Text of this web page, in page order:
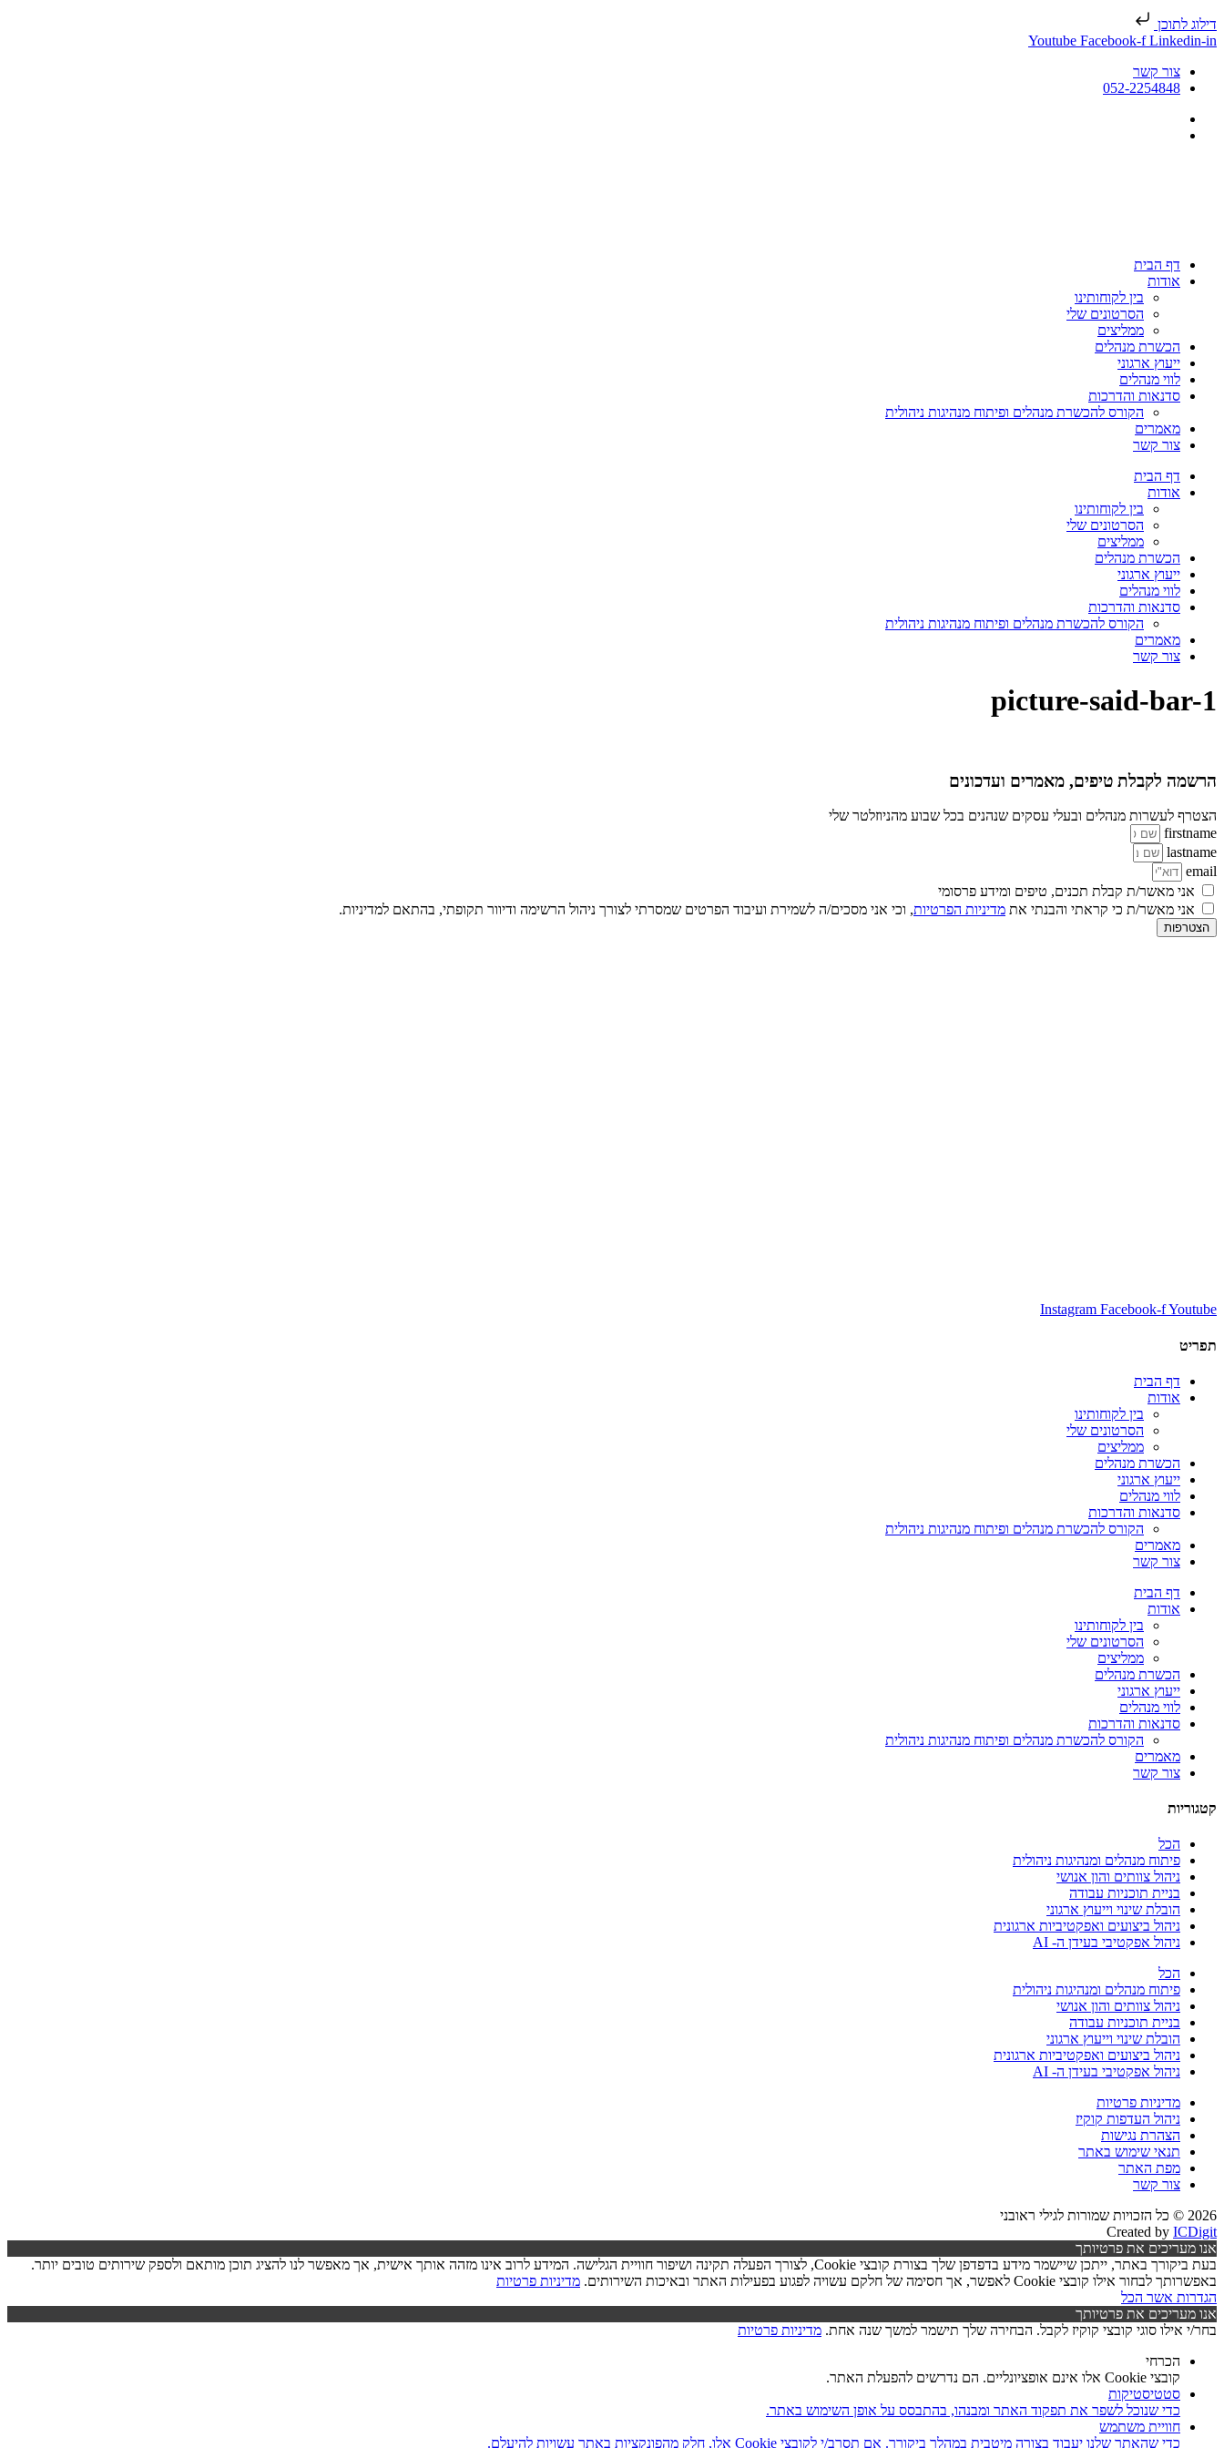
דילוג לתוכן
Youtube Facebook-f Linkedin-in
צור קשר
052-2254848
דף הבית
אודות
בין לקוחותינו
הסרטונים שלי
ממליצים
הכשרת מנהלים
ייעוץ ארגוני
לווי מנהלים
סדנאות והדרכות
הקורס להכשרת מנהלים ופיתוח מנהיגות ניהולית
מאמרים
צור קשר
דף הבית
אודות
בין לקוחותינו
הסרטונים שלי
ממליצים
הכשרת מנהלים
ייעוץ ארגוני
לווי מנהלים
סדנאות והדרכות
הקורס להכשרת מנהלים ופיתוח מנהיגות ניהולית
מאמרים
צור קשר
picture-said-bar-1
הרשמה לקבלת טיפים, מאמרים ועדכונים
הצטרף לעשרות מנהלים ובעלי עסקים שנהנים בכל שבוע מהניוזלטר שלי
firstname
lastname
email
אני מאשר/ת קבלת תכנים, טיפים ומידע פרסומי
אני מאשר/ת כי קראתי והבנתי את מדיניות הפרטיות, וכי אני מסכים/ה לשמירת ועיבוד הפרטים שמסרתי לצורך ניהול הרשימה ודיוור תקופתי, בהתאם למדיניות.
הצטרפות
Instagram Facebook-fYoutube
תפריט
דף הבית
אודות
בין לקוחותינו
הסרטונים שלי
ממליצים
הכשרת מנהלים
ייעוץ ארגוני
לווי מנהלים
סדנאות והדרכות
הקורס להכשרת מנהלים ופיתוח מנהיגות ניהולית
מאמרים
צור קשר
דף הבית
אודות
בין לקוחותינו
הסרטונים שלי
ממליצים
הכשרת מנהלים
ייעוץ ארגוני
לווי מנהלים
סדנאות והדרכות
הקורס להכשרת מנהלים ופיתוח מנהיגות ניהולית
מאמרים
צור קשר
קטגוריות
הכל
פיתוח מנהלים ומנהיגות ניהולית
ניהול צוותים והון אנושי
בניית תוכניות עבודה
הובלת שינוי וייעוץ ארגוני
ניהול ביצועים ואפקטיביות ארגונית
ניהול אפקטיבי בעידן ה- AI
הכל
פיתוח מנהלים ומנהיגות ניהולית
ניהול צוותים והון אנושי
בניית תוכניות עבודה
הובלת שינוי וייעוץ ארגוני
ניהול ביצועים ואפקטיביות ארגונית
ניהול אפקטיבי בעידן ה- AI
מדיניות פרטיות
ניהול העדפות קוקיז
הצהרת נגישות
תנאי שימוש באתר
מפת האתר
צור קשר
2026 © כל הזכויות שמורות לגילי ראובני
Created by ICDigit
אנו מעריכים את פרטיותך
בעת ביקורך באתר, ייתכן שיישמר מידע בדפדפן שלך בצורת קובצי Cookie, לצורך הפעלה תקינה ושיפור חוויית הגלישה. המידע לרוב אינו מזהה אותך אישית, אך מאפשר לנו להציג תוכן מותאם ולספק שירותים טובים יותר.
באפשרותך לבחור אילו קובצי Cookie לאפשר, אך חסימה של חלקם עשויה לפגוע בפעילות האתר ובאיכות השירותים.
מדיניות פרטיות
הגדרות אשר הכל
אנו מעריכים את פרטיותך
בחר/י אילו סוגי קובצי קוקיז לקבל. הבחירה שלך תישמר למשך שנה אחת. מדיניות פרטיות
הכרחי
קובצי Cookie אלו אינם אופציונליים. הם נדרשים להפעלת האתר.
סטטיסטיקות
כדי שנוכל לשפר את תפקוד האתר ומבנהו, בהתבסס על אופן השימוש באתר.
חוויית משתמש
כדי שהאתר שלנו יעבוד בצורה מיטבית במהלך ביקורך. אם תסרב/י לקובצי Cookie אלו, חלק מהפונקציות באתר עשויות להיעלם.